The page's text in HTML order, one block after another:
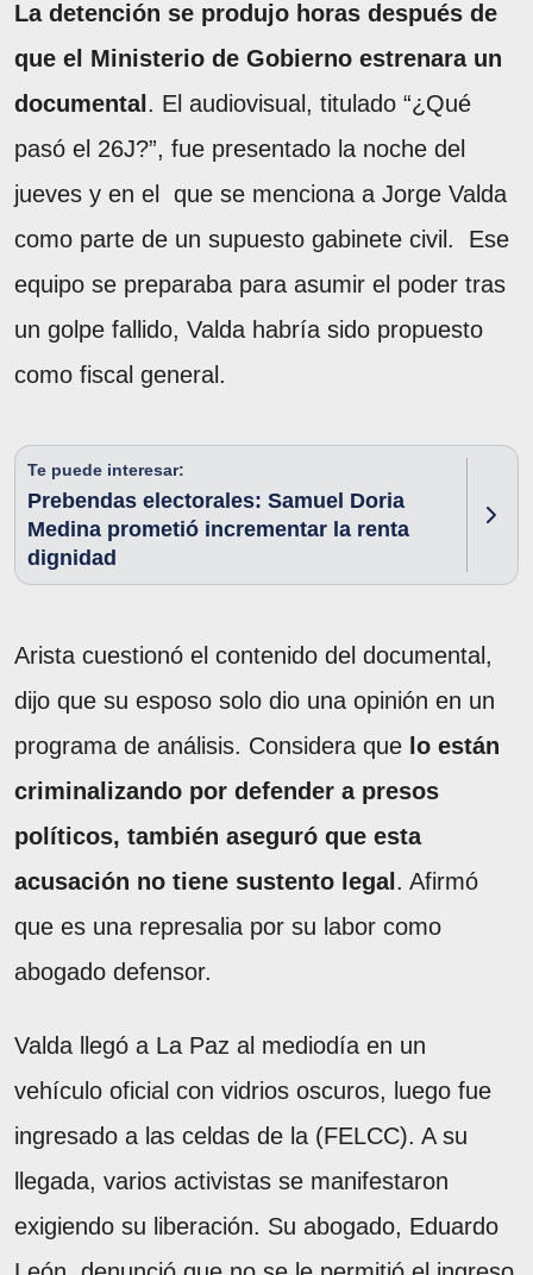
La detención se produjo horas después de
que el Ministerio de Gobierno estrenara un
documental . El audiovisual, titulado “¿Qué
pasó el 26J?”, fue presentado la noche del
jueves y en el que se menciona a Jorge Valda
como parte de un supuesto gabinete civil. Ese
equipo se preparaba para asumir el poder tras
un golpe fallido, Valda habría sido propuesto
como fiscal general.
Te puede interesar:
Prebendas electorales: Samuel Doria
Medina prometió incrementar la renta
dignidad
Arista cuestionó el contenido del documental,
dijo que su esposo solo dio una opinión en un
programa de análisis. Considera que lo están
criminalizando por defender a presos
políticos, también aseguró que esta
acusación no tiene sustento legal . Afirmó
que es una represalia por su labor como
abogado defensor.
Valda llegó a La Paz al mediodía en un
vehículo oficial con vidrios oscuros, luego fue
ingresado a las celdas de la (FELCC). A su
llegada, varios activistas se manifestaron
exigiendo su liberación. Su abogado, Eduardo